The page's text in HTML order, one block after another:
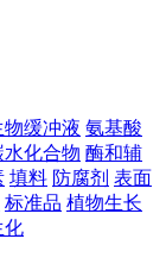
物缓冲液 氨基酸
水化合物 酶和辅
填料 防腐剂 表面
标准品 植物生长
化